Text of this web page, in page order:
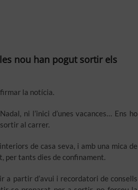
nou han pogut sortir els
la notícia.
ni l’inici d’unes vacances… Ens ho
al carrer.
de casa seva, i amb una mica de
per tants dies de confinament.
a partir d’avui i recordatori de consells